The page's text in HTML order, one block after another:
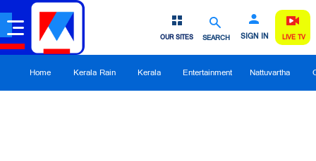
SEARCH SIGN IN
OUR SITES LIVE TV
Home Kerala Rain Kerala Entertainment Nattuvartha